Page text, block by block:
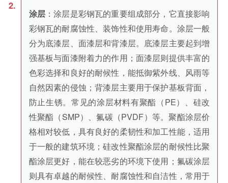
涂层 ：涂层是彩钢瓦的重要组成部分，它直接影响
彩钢瓦的耐腐蚀性、装饰性和使用寿命。涂层一般
分为底漆层、面漆层和背漆层。底漆层主要起到增
强基板与面漆附着力的作用；面漆层则提供丰富的
色彩选择和良好的耐候性，能抵御紫外线、风雨等
自然因素的侵蚀；背漆层主要用于保护基板背面，
防止生锈。常见的涂层材料有聚酯（PE）、硅改
性聚酯（SMP）、氟碳（PVDF）等。聚酯涂层价
格相对较低，具有良好的柔韧性和加工性能，适用
于一般的建筑环境；硅改性聚酯涂层的耐候性比聚
酯涂层更好，能在较恶劣的环境下使用；氟碳涂层
则具有卓越的耐候性、耐腐蚀性和自洁性，常用于